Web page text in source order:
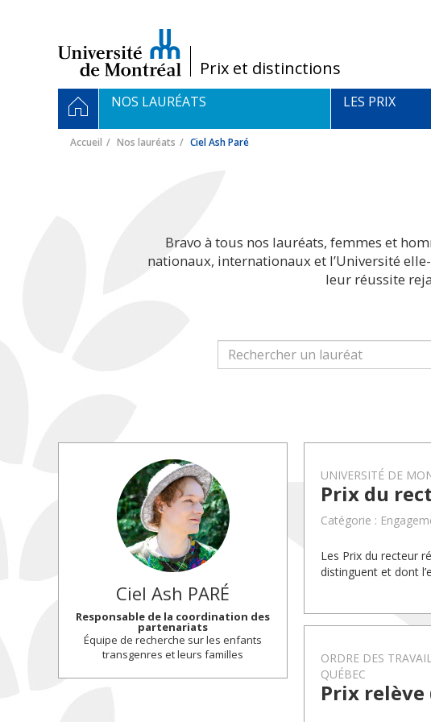
/Prix et distinctions
Navigation
principale
ACCUEIL
NOS LAURÉATS LES PRIX
Accueil Nos lauréats Ciel Ash Paré
Bravo à tous nos lauréats, femmes et
nationaux, internationaux et l’Université
leur réussite
Ciel Ash PARÉ
Responsable de la coordination des
partenariats
Équipe de recherche sur les enfants
transgenres et leurs familles
UNIVERSITÉ DE
Prix du
Catégorie :
Les Prix du recteur
distinguent et dont
ORDRE DES
QUÉBEC
Prix relève